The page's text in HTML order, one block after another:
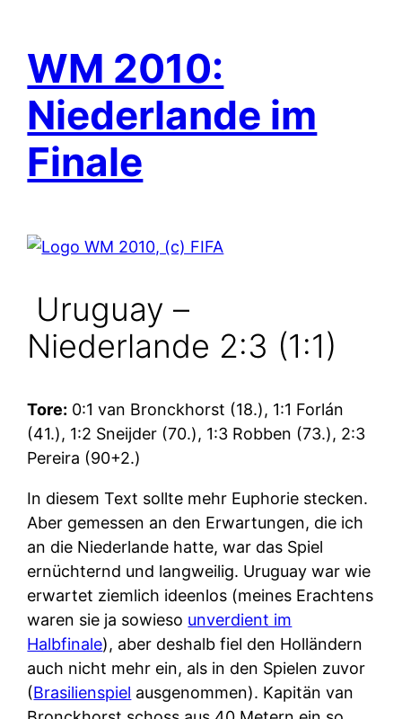
WM 2010:
Niederlande im
Finale
Uruguay –
Niederlande 2:3 (1:1)
Tore: 0:1 van Bronckhorst (18.), 1:1 Forlán
(41.), 1:2 Sneijder (70.), 1:3 Robben (73.), 2:3
Pereira (90+2.)
In diesem Text sollte mehr Euphorie stecken.
Aber gemessen an den Erwartungen, die ich
an die Niederlande hatte, war das Spiel
ernüchternd und langweilig. Uruguay war wie
erwartet ziemlich ideenlos (meines Erachtens
waren sie ja sowieso unverdient im
Halbfinale), aber deshalb fiel den Holländern
auch nicht mehr ein, als in den Spielen zuvor
(Brasilienspiel ausgenommen). Kapitän van